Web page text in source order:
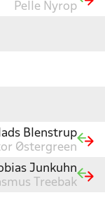
Pelle Nyrop
Blenstrup
Østergreen
Junkuhn
Treebak